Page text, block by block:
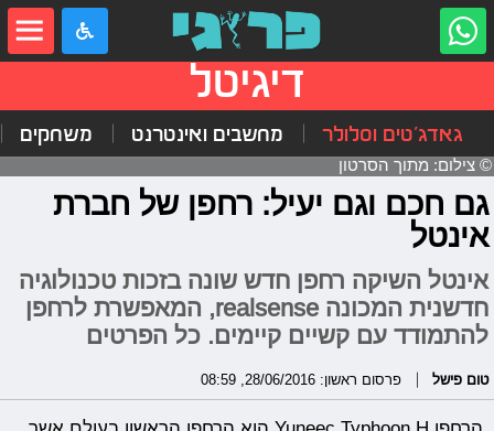
דיגיטל
גאדג'טים וסלולר מחשבים ואינטרנט משחקים
© צילום: מתוך הסרטון
גם חכם וגם יעיל: רחפן של חברת
אינטל
אינטל השיקה רחפן חדש שונה בזכות טכנולוגיה
חדשנית המכונה realsense, המאפשרת לרחפן
להתמודד עם קשיים קיימים. כל הפרטים
טום פישל פרסום ראשון: 28/06/2016, 08:59